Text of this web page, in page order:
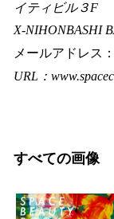
イティビル３F
X-NIHONBASHI
メールアドレス
URL：
すべての画像